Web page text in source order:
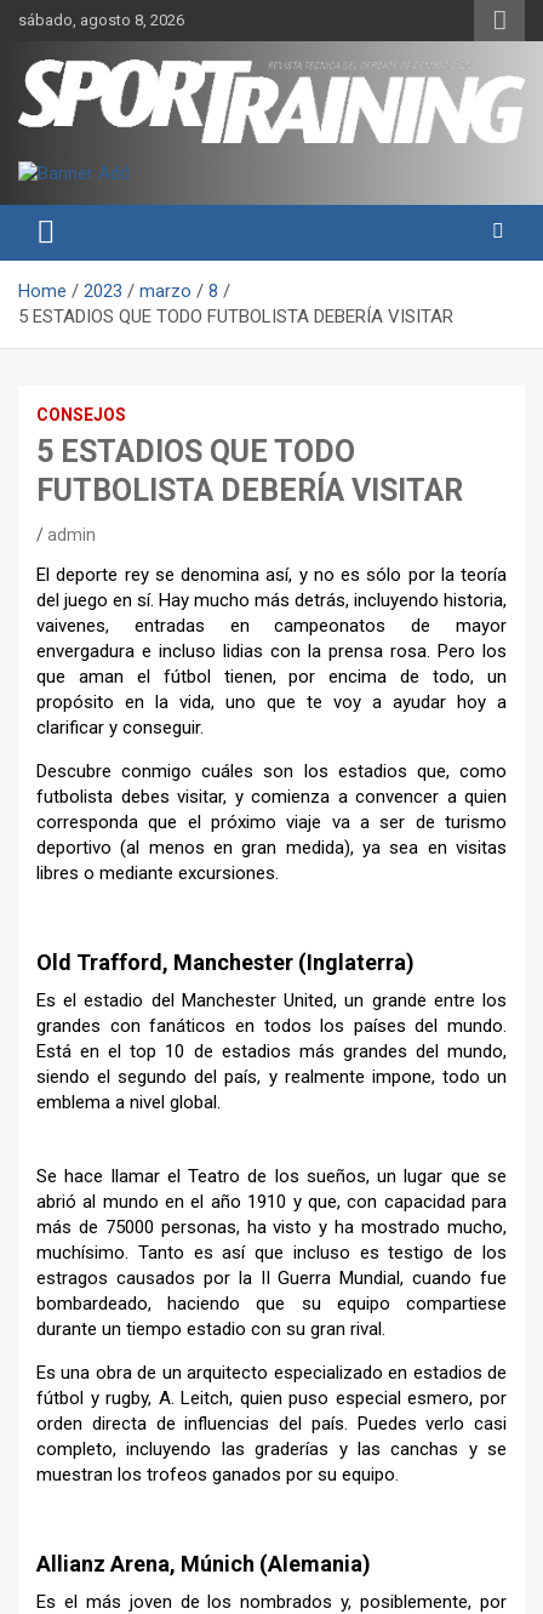
Skip
content
sábado, agosto 8, 2026
Revista técnica del deporte
Sport Training
rendimiento, nutrición y entrenamiento.
Home 2023 marzo
8
5 ESTADIOS QUE TODO FUTBOLISTA DEBERÍA VISITAR
CONSEJOS
5 ESTADIOS QUE TODO
FUTBOLISTA DEBERÍA VISITAR
admin
El deporte rey se denomina así, y no es sólo por la teoría
del juego en sí. Hay mucho más detrás, incluyendo historia,
vaivenes, entradas en campeonatos de mayor
envergadura e incluso lidias con la prensa rosa. Pero los
que aman el fútbol tienen, por encima de todo, un
propósito en la vida, uno que te voy a ayudar hoy a
clarificar y conseguir.
Descubre conmigo cuáles son los estadios que, como
futbolista debes visitar, y comienza a convencer a quien
corresponda que el próximo viaje va a ser de turismo
deportivo (al menos en gran medida), ya sea en visitas
libres o mediante excursiones.
Old Trafford, Manchester (Inglaterra)
Es el estadio del Manchester United, un grande entre los
grandes con fanáticos en todos los países del mundo.
Está en el top 10 de estadios más grandes del mundo,
siendo el segundo del país, y realmente impone, todo un
emblema a nivel global.
Se hace llamar el Teatro de los sueños, un lugar que se
abrió al mundo en el año 1910 y que, con capacidad para
más de 75000 personas, ha visto y ha mostrado mucho,
muchísimo. Tanto es así que incluso es testigo de los
estragos causados por la II Guerra Mundial, cuando fue
bombardeado, haciendo que su equipo compartiese
durante un tiempo estadio con su gran rival.
Es una obra de un arquitecto especializado en estadios de
fútbol y rugby, A. Leitch, quien puso especial esmero, por
orden directa de influencias del país. Puedes verlo casi
completo, incluyendo las graderías y las canchas y se
muestran los trofeos ganados por su equipo.
Allianz Arena, Múnich (Alemania)
Es el más joven de los nombrados y, posiblemente, por